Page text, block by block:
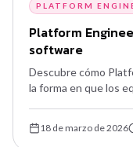
PLATFORM
Platform
software
Descubre cómo
la forma en que los
de la ingeniería de
18 de marzo de 2026